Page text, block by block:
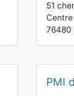
51
76480
PMI